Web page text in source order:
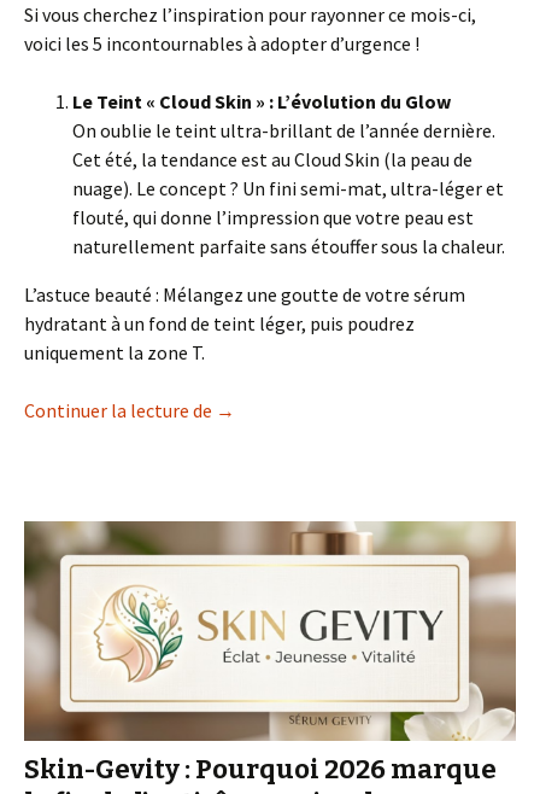
Si vous cherchez l’inspiration pour rayonner ce mois-ci,
voici les 5 incontournables à adopter d’urgence !
Le Teint « Cloud Skin » : L’évolution du Glow
On oublie le teint ultra-brillant de l’année dernière.
Cet été, la tendance est au Cloud Skin (la peau de
nuage). Le concept ? Un fini semi-mat, ultra-léger et
flouté, qui donne l’impression que votre peau est
naturellement parfaite sans étouffer sous la chaleur.
L’astuce beauté : Mélangez une goutte de votre sérum
hydratant à un fond de teint léger, puis poudrez
uniquement la zone T.
Continuer la lecture de Les 5 Essentiels Mode & Beauté pour
→
Skin-Gevity : Pourquoi 2026 marque